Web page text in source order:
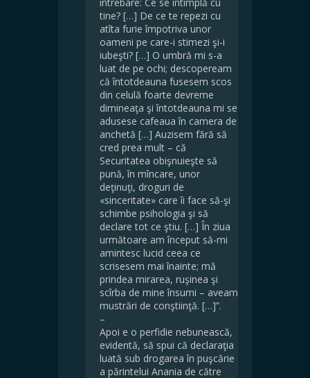
tine? […] De ce te repezi cu
atîta furie împotriva unor
oameni pe care-i stimezi şi-i
iubeşti? […] O umbră mi s-a
luat de pe ochi; descopeream
că întotdeauna fusesem scos
din celulă foarte devreme
dimineaţa şi întotdeauna mi se
adusese cafeaua în camera de
anchetă […] Auzisem fără să
cred prea mult – că
Securitatea obişnuieşte să
pună, în mîncare, unor
deţinuţi, droguri de
«sinceritate» care îi face să-şi
schimbe psihologia şi să
declare tot ce ştiu. […] În ziua
următoare am început să-mi
amintesc lucid ceea ce
scrisesem mai înainte; mă
prindea mirarea, ruşinea şi
scîrba de mine însumi – aveam
mustrări de conştiinţă. […]”.
–
Apoi e o perfidie nebunească,
evidentă, să spui că declaraţia
luată sub drogarea în puşcărie
a părintelui Anania de către